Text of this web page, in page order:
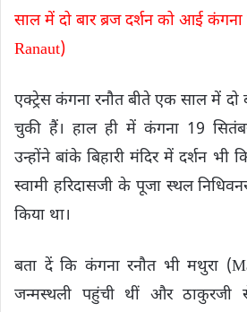
साल में दो बार ब्रज दर्शन को आई कंगना
Ranaut)
एक्ट्रेस कंगना रनौत बीते एक साल में दो
चुकी हैं। हाल ही में कंगना 19
उन्होंने बांके बिहारी मंदिर में दर्शन भी
स्वामी हरिदासजी के पूजा स्थल
किया था।
बता दें कि कंगना रनौत भी मथुरा
जन्मस्थली पहुंची थीं और ठाकुरजी